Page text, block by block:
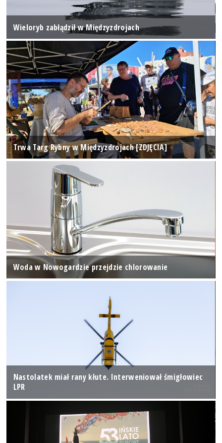
Wieloryb zabłądził w Międzyzdrojach
Trwa Targ Rybny w Międzyzdrojach [ZDJĘCIA]
Woda w Nowogardzie przejdzie chlorowanie
Nastolatek miał rany kłute. Interweniował śmigłowiec
LPR